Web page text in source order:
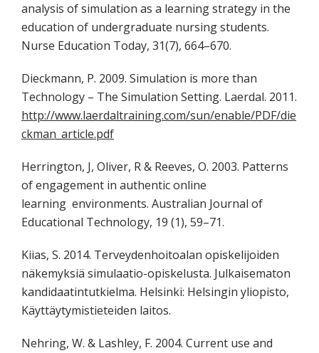
analysis of simulation as a learning strategy in the
education of undergraduate nursing students.
Nurse Education Today, 31(7), 664–670.
Dieckmann, P. 2009. Simulation is more than
Technology – The Simulation Setting. Laerdal. 2011.
http://www.laerdaltraining.com/sun/enable/PDF/die
ckman_article.pdf
Herrington, J, Oliver, R & Reeves, O. 2003. Patterns
of engagement in authentic online
learning environments. Australian Journal of
Educational Technology, 19 (1), 59–71.
Kiias, S. 2014. Terveydenhoitoalan opiskelijoiden
näkemyksiä simulaatio-opiskelusta. Julkaisematon
kandidaatintutkielma. Helsinki: Helsingin yliopisto,
Käyttäytymistieteiden laitos.
Nehring, W. & Lashley, F. 2004. Current use and